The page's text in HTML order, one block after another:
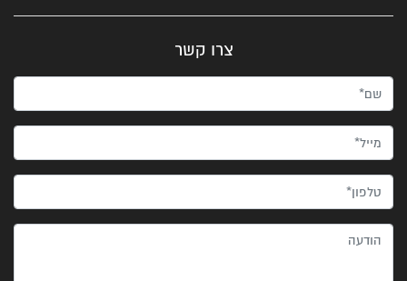
צרו קשר